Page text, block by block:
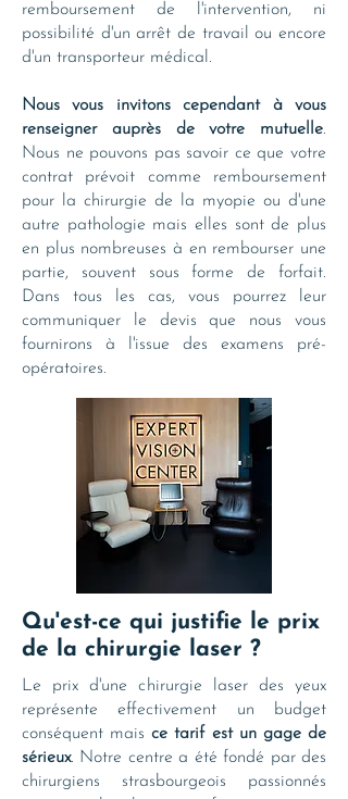
remboursement de l'intervention, ni
possibilité d'un arrêt de travail ou encore
d'un transporteur médical.
Nous vous invitons cependant à vous
renseigner auprès de votre mutuelle.
Nous ne pouvons pas savoir ce que votre
contrat prévoit comme remboursement
pour la chirurgie de la myopie ou d'une
autre pathologie mais elles sont de plus
en plus nombreuses à en rembourser une
partie, souvent sous forme de forfait.
Dans tous les cas, vous pourrez leur
communiquer le devis que nous vous
fournirons à l'issue des examens pré-
opératoires.
Qu'est-ce qui justifie le prix
de la chirurgie laser ?
Le prix d'une chirurgie laser des yeux
représente effectivement un budget
conséquent maisce tarif est un gage de
sérieux. Notre centre a été fondé par des
chirurgiens strasbourgeois passionnés